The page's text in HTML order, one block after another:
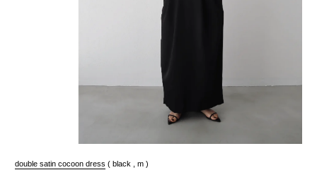
double satin cocoon dress ( black , m )